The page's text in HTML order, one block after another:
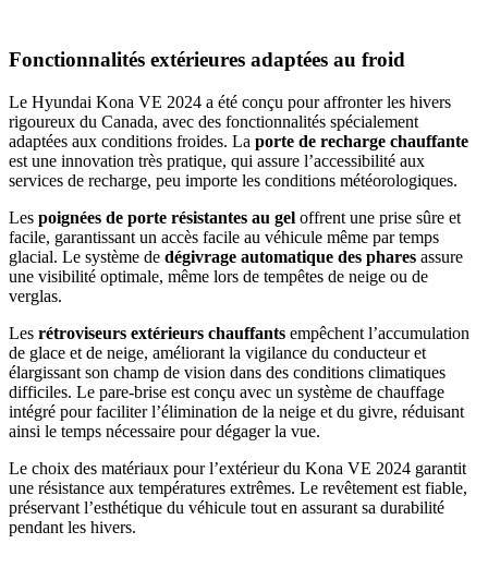
Fonctionnalités extérieures adaptées au froid
Le Hyundai Kona VE 2024 a été conçu pour affronter les hivers
rigoureux du Canada, avec des fonctionnalités spécialement
adaptées aux conditions froides. La porte de recharge chauffante
est une innovation très pratique, qui assure l’accessibilité aux
services de recharge, peu importe les conditions météorologiques.
Les poignées de porte résistantes au gel offrent une prise sûre et
facile, garantissant un accès facile au véhicule même par temps
glacial. Le système de dégivrage automatique des phares assure
une visibilité optimale, même lors de tempêtes de neige ou de
verglas.
Les rétroviseurs extérieurs chauffants empêchent l’accumulation
de glace et de neige, améliorant la vigilance du conducteur et
élargissant son champ de vision dans des conditions climatiques
difficiles. Le pare-brise est conçu avec un système de chauffage
intégré pour faciliter l’élimination de la neige et du givre, réduisant
ainsi le temps nécessaire pour dégager la vue.
Le choix des matériaux pour l’extérieur du Kona VE 2024 garantit
une résistance aux températures extrêmes. Le revêtement est fiable,
préservant l’esthétique du véhicule tout en assurant sa durabilité
pendant les hivers.